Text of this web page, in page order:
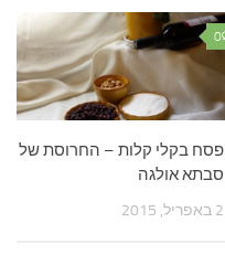
0
פסח בקלי קלות – החרוסת של
סבתא אולגה
2 באפריל, 2015